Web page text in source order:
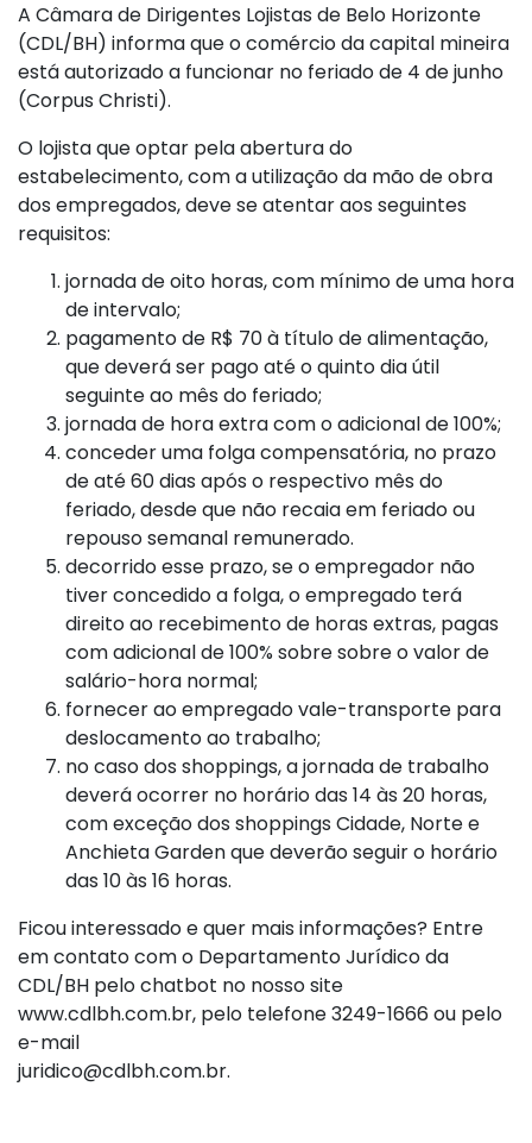
A Câmara de Dirigentes Lojistas de Belo Horizonte
(CDL/BH) informa que o comércio da capital mineira
está autorizado a funcionar no feriado de 4 de junho
(Corpus Christi).
O lojista que optar pela abertura do
estabelecimento, com a utilização da mão de obra
dos empregados, deve se atentar aos seguintes
requisitos:
jornada de oito horas, com mínimo de uma hora
de intervalo;
pagamento de R$ 70 à título de alimentação,
que deverá ser pago até o quinto dia útil
seguinte ao mês do feriado;
jornada de hora extra com o adicional de 100%;
conceder uma folga compensatória, no prazo
de até 60 dias após o respectivo mês do
feriado, desde que não recaia em feriado ou
repouso semanal remunerado.
decorrido esse prazo, se o empregador não
tiver concedido a folga, o empregado terá
direito ao recebimento de horas extras, pagas
com adicional de 100% sobre sobre o valor de
salário-hora normal;
fornecer ao empregado vale-transporte para
deslocamento ao trabalho;
no caso dos shoppings, a jornada de trabalho
deverá ocorrer no horário das 14 às 20 horas,
com exceção dos shoppings Cidade, Norte e
Anchieta Garden que deverão seguir o horário
das 10 às 16 horas.
Ficou interessado e quer mais informações? Entre
em contato com o Departamento Jurídico da
CDL/BH pelo chatbot no nosso site
www.cdlbh.com.br, pelo telefone 3249-1666 ou pelo
e-mail
juridico@cdlbh.com.br.